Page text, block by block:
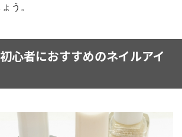
う。
心者におすすめのネイルアイ